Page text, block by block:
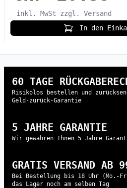
inkl. MwSt
zzgl. Versand
In den
60 TAGE
Risikolos bestellen und
Geld-zurück-Garantie
5 JAHRE GARANTIE
Wir gewähren Ihnen 5 Jahre
GRATIS VERSAND AB
Bei Bestellung bis 18 Uhr (Mo.-
das Lager noch am selben Tag